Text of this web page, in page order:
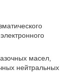
масел,
нейтральных